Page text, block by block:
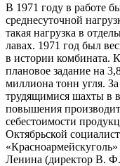
В 1971 году в работе
среднесуточной
такая нагрузка в
лавах. 1971 год был
в истории комбината.
плановое задание на
миллиона тонн угля.
трудящимися шахты в
повышения
себестоимости
Октябрьской
Ленина (директор В.